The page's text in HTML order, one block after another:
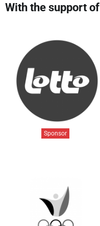
With the support of
Sponsor